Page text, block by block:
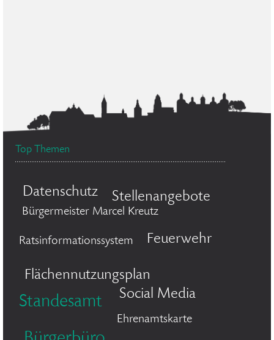
Top Themen
Datenschutz Stellenangebote
Bürgermeister Marcel Kreutz
Ratsinformationssystem Feuerwehr
Flächennutzungsplan
Standesamt Social Media
Ehrenamtskarte